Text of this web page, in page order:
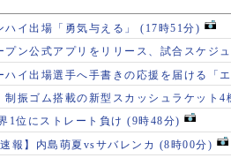
ハイ出場「勇気与える」 (17時51分)
プン公式アプリをリリース、試合スケジ
ハイ出場選手へ手書きの応援を届ける「
制振ゴム搭載の新型スカッシュラケット4
1位にストレート負け (9時48分)
速報】内島萌夏vsサバレンカ (8時00分)